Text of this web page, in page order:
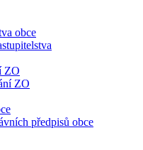
obce
ZO
ZO
předpisů obce